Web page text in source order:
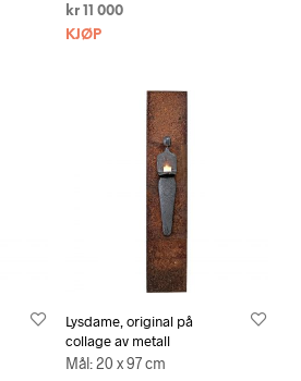
kr11 000
KJØP
Lysdame, original på
collage av metall
Mål: 20 x 97 cm